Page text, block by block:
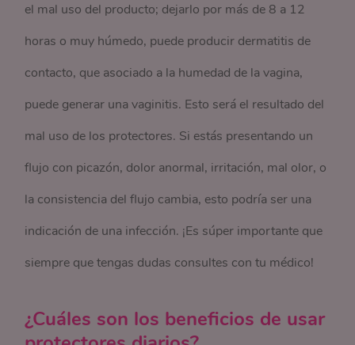
el mal uso del producto; dejarlo por más de 8 a 12
horas o muy húmedo, puede producir dermatitis de
contacto, que asociado a la humedad de la vagina,
puede generar una vaginitis. Esto será el resultado del
mal uso de los protectores. Si estás presentando un
flujo con picazón, dolor anormal, irritación, mal olor, o
la consistencia del flujo cambia, esto podría ser una
indicación de una infección. ¡Es súper importante que
siempre que tengas dudas consultes con tu médico!
¿Cuáles son los beneficios de usar